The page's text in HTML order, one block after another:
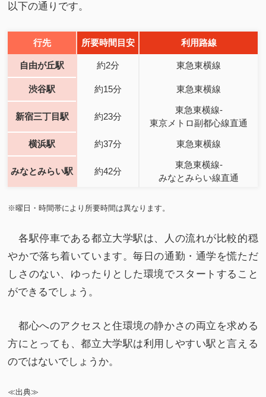
以下の通りです。
行先 所要時間目安 利用路線
自由が丘駅 約2分 東急東横線
渋谷駅 約15分 東急東横線
新宿三丁目駅 約23分
東急東横線‐
東京メトロ副都心線直通
横浜駅 約37分 東急東横線
みなとみらい駅 約42分
東急東横線‐
みなとみらい線直通
※曜日・時間帯により所要時間は異なります。
各駅停車である都立大学駅は、人の流れが比較的穏
やかで落ち着いています。毎日の通勤・通学を慌ただ
しさのない、ゆったりとした環境でスタートすること
ができるでしょう。
都心へのアクセスと住環境の静かさの両立を求める
方にとっても、都立大学駅は利用しやすい駅と言える
のではないでしょうか。
≪出典≫